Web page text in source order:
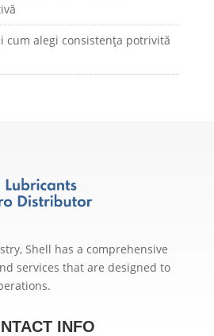
cum alegi consistența potrivită
Shell has a comprehensive
services that are designed to
INFO